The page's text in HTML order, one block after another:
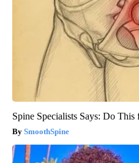
Spine Specialists Says: Do
SmoothSpine